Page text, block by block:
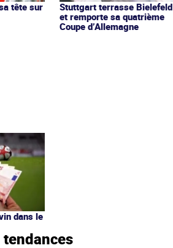
tête sur
Stuttgart terrasse Bielefeld
et remporte sa quatrième
Coupe d’Allemagne
dans le